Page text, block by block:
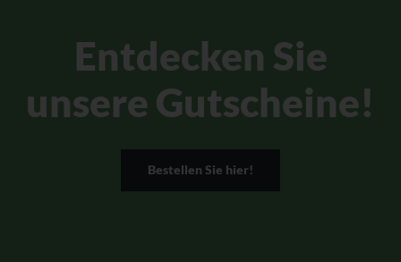
Entdecken Sie
unsere Gutscheine!
Bestellen Sie hier!